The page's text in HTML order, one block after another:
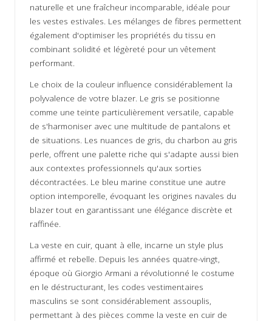
naturelle et une fraîcheur incomparable, idéale pour
les vestes estivales. Les mélanges de fibres permettent
également d'optimiser les propriétés du tissu en
combinant solidité et légèreté pour un vêtement
performant.
Le choix de la couleur influence considérablement la
polyvalence de votre blazer. Le gris se positionne
comme une teinte particulièrement versatile, capable
de s'harmoniser avec une multitude de pantalons et
de situations. Les nuances de gris, du charbon au gris
perle, offrent une palette riche qui s'adapte aussi bien
aux contextes professionnels qu'aux sorties
décontractées. Le bleu marine constitue une autre
option intemporelle, évoquant les origines navales du
blazer tout en garantissant une élégance discrète et
raffinée.
La veste en cuir, quant à elle, incarne un style plus
affirmé et rebelle. Depuis les années quatre-vingt,
époque où Giorgio Armani a révolutionné le costume
en le déstructurant, les codes vestimentaires
masculins se sont considérablement assouplis,
permettant à des pièces comme la veste en cuir de